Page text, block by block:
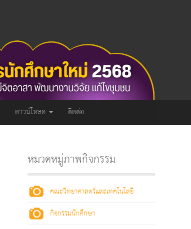
ดาวน์โหลด ติดต่อ
หมวดหมู่ภาพกิจกรรม
คณะวิทยาศาสตร์และเทคโนโลยี
กิจกรรมนักศึกษา